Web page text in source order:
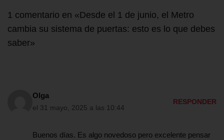
1 comentario en «Desde el 1 de junio, el Metro
cambia su sistema de puertas: esto es lo que debes
saber»
Olga
el 31 mayo, 2025 a las 10:44
RESPONDER
Buenos días. Es algo novedoso pero excelente pensar